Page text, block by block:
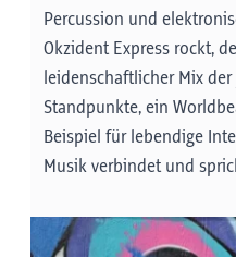
Führungen &
(Station Schönruh)
Die
geführten Tour
von Rüstungen
Percussion und
Okzident Express rockt,
leidenschaftlicher Mix
Standpunkte, ein
Beispiel für lebendige
Musik verbindet und